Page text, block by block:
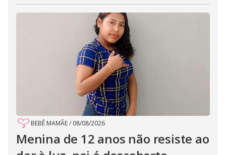
BEBÊ MAMÃE/ 08/08/2026
Menina de 12 anos não resiste ao